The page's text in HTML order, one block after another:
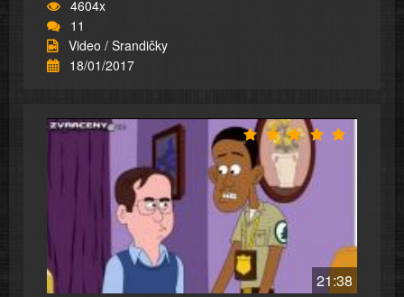
4604x
11
Video / Srandičky
18/01/2017
21:38